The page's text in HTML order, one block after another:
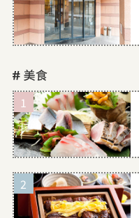
1
2